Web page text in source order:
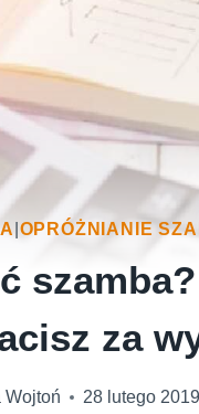
OPRÓŻNIANIE
za
Wojtoń 28 lutego 2019